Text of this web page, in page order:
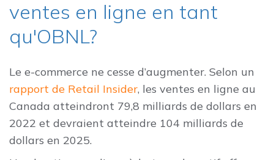
ventes en ligne en tant
qu'OBNL?
Le e-commerce ne cesse d’augmenter. Selon un
rapport de Retail Insider, les ventes en ligne au
Canada atteindront 79,8 milliards de dollars en
2022 et devraient atteindre 104 milliards de
dollars en 2025.